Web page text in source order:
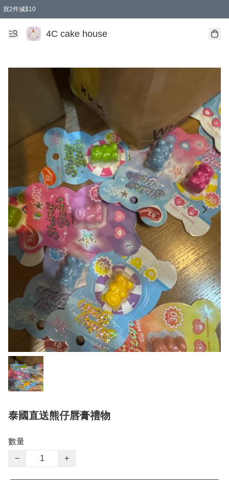
買2件減$10
任選兩件減$10
買兩盒減$10
買兩件減$10
買2件減$10
買2件減$10
4C cake house
泰國直送熊仔唇膏禮物
數量
−
+